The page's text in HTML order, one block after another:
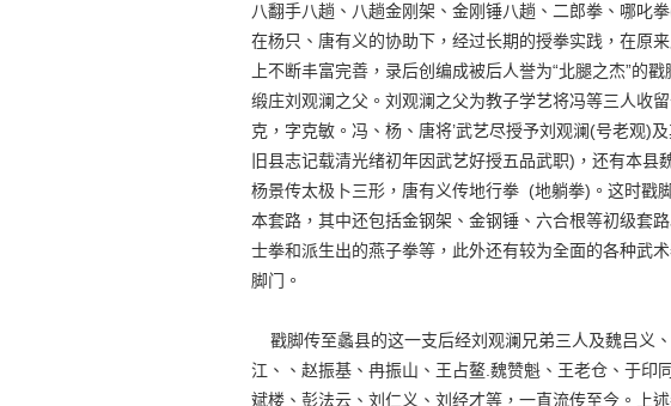
八翻手八趟、八趟金刚架、金刚锤八趟、二郎拳、哪叱
在杨只、唐有义的协助下，经过长期的授拳实践，在原
上不断丰富完善，录后创编成被后人誉为“北腿之杰”的
缎庄刘观澜之父。刘观澜之父为教子学艺将冯等三人收
克，字克敏。冯、杨、唐将’武艺尽授予刘观澜(号老观)
旧县志记载清光绪初年因武艺好授五品武职)，还有本
杨景传太极卜三形，唐有义传地行拳 (地躺拳)。这时戳
本套路，其中还包括金钢架、金钢锤、六合根等初级套
士拳和派生出的燕子拳等，此外还有较为全面的各种武
脚门。
戳脚传至蠡县的这一支后经刘观澜兄弟三人及魏吕义
江、、赵振基、冉振山、王占鳌.魏赞魁、王老仓、于印
斌楼、彭法云、刘仁义、刘经才等，一直流传至今。上